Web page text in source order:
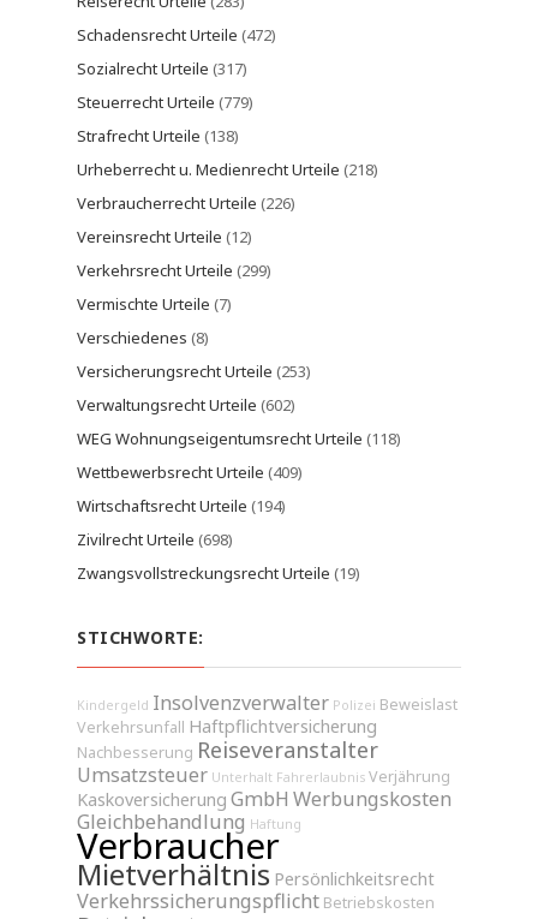
Schadensrecht Urteile (472)
Sozialrecht Urteile (317)
Steuerrecht Urteile (779)
Strafrecht Urteile (138)
Urheberrecht u. Medienrecht Urteile (218)
Verbraucherrecht Urteile (226)
Vereinsrecht Urteile (12)
Verkehrsrecht Urteile (299)
Vermischte Urteile (7)
Verschiedenes (8)
Versicherungsrecht Urteile (253)
Verwaltungsrecht Urteile (602)
WEG Wohnungseigentumsrecht Urteile (118)
Wettbewerbsrecht Urteile (409)
Wirtschaftsrecht Urteile (194)
Zivilrecht Urteile (698)
Zwangsvollstreckungsrecht Urteile (19)
STICHWORTE:
Kindergeld Insolvenzverwalter Polizei Beweislast
Verkehrsunfall Haftpflichtversicherung
Nachbesserung Reiseveranstalter
Umsatzsteuer Unterhalt Fahrerlaubnis Verjährung
Kaskoversicherung GmbH Werbungskosten
Gleichbehandlung Haftung
Verbraucher
Mietverhältnis Persönlichkeitsrecht
Verkehrssicherungspflicht Betriebskosten